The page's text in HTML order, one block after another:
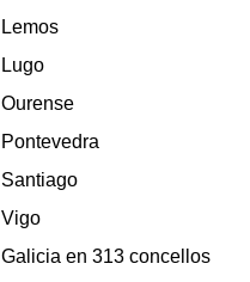
Lemos
Lugo
Ourense
Pontevedra
Santiago
Vigo
Galicia en 313 concellos